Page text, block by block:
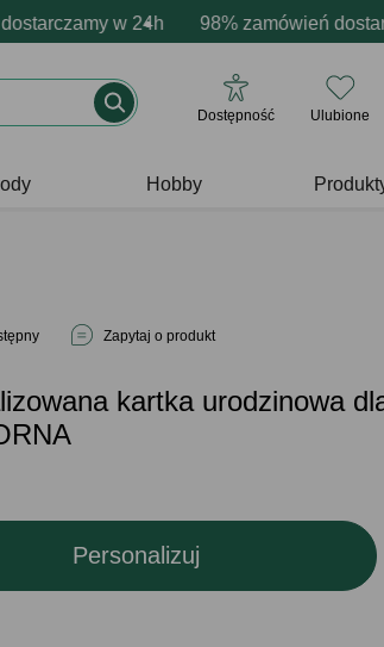
w 24h 98% zamówień
produktów Profesjonalna i
pozytywne emocje - zawsze udane
Dostępność Ulubione
Hobby
Zapytaj o produkt
kartka urodzinowa
Personalizuj